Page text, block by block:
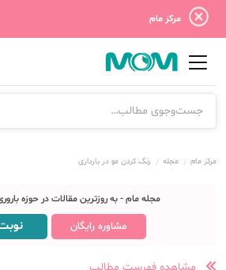
مرکز مام
مرکز مام مجله رنگ کردن مو در بارداری
مجله مام - به روزترین مقالات در حوزه
مشاوره رایگان